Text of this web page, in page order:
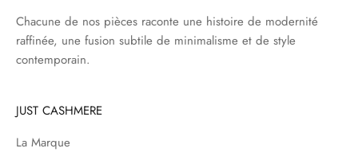
Chacune de nos pièces raconte une histoire de modernité
raffinée, une fusion subtile de minimalisme et de style
contemporain.
JUST CASHMERE
La Marque